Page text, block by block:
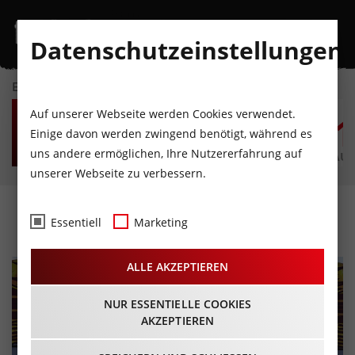
EVENTKALENDER
DO
6
AUGUST
FR
7
AUGUST
SA
8
AUGUST
SO
9
AUGUST
MO
10
AUGUST
Nova Rock 2016
Datenschutzeinstellungen
Auf unserer Webseite werden Cookies verwendet.
Einige davon werden zwingend benötigt, während es
uns andere ermöglichen, Ihre Nutzererfahrung auf
unserer Webseite zu verbessern.
Essentiell Marketing
ALLE AKZEPTIEREN
NUR ESSENTIELLE COOKIES
AKZEPTIEREN